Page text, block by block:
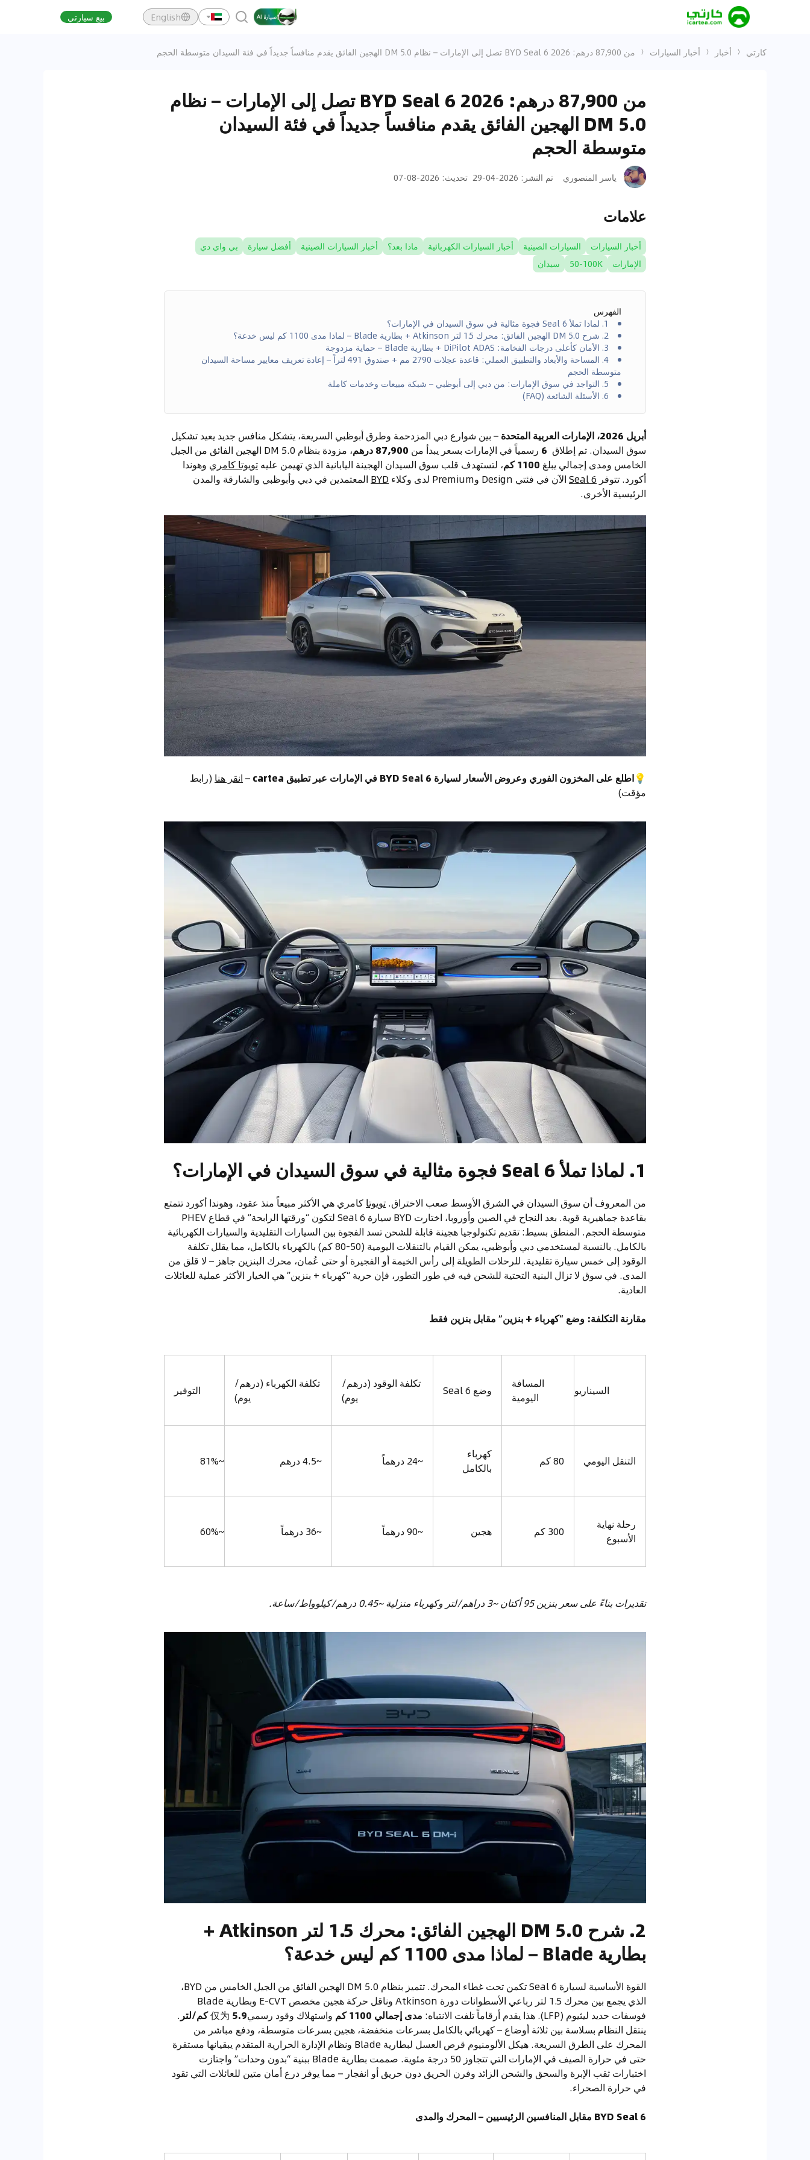
English بيع سيارتي
كارتي أخبار أخبار السيارات من 87,900 درهم: BYD Seal 6 2026 تصل إلى الإمارات – نظام DM 5.0 الهجين الفائق يقدم منافساً جديداً في فئة السيدان متوسطة الحجم
من 87,900 درهم: BYD Seal 6 2026 تصل إلى الإمارات – نظام
DM 5.0 الهجين الفائق يقدم منافساً جديداً في فئة السيدان
متوسطة الحجم
ياسر المنصوري تم النشر :
2026-04-29 تحديث:
2026-08-07
علامات
أخبار السيارات السيارات الصينية أخبار السيارات الكهربائية ماذا بعد؟ أخبار السيارات الصينية أفضل سيارة
بي واي دي
الإمارات
50-100K سيدان
الفهرس
1. لماذا تملأ Seal 6 فجوة مثالية في سوق السيدان في الإمارات؟
2. شرح DM 5.0 الهجين الفائق: محرك 1.5 لتر Atkinson + بطارية Blade – لماذا مدى 1100 كم ليس خدعة؟
3. الأمان كأعلى درجات الفخامة: DiPilot ADAS + بطارية Blade – حماية مزدوجة
4. المساحة والأبعاد والتطبيق العملي: قاعدة عجلات 2790 مم + صندوق 491 لتراً – إعادة تعريف معايير مساحة السيدان
متوسطة الحجم
5. التواجد في سوق الإمارات: من دبي إلى أبوظبي – شبكة مبيعات وخدمات كاملة
6. الأسئلة الشائعة (FAQ)
أبريل 2026، الإمارات العربية المتحدة
– بين شوارع دبي المزدحمة وطرق أبوظبي السريعة، يتشكل منافس جديد يعيد تشكيل
سوق السيدان. تم إطلاق
رسمياً في الإمارات بسعر يبدأ من 87,900 درهم
، مزودة بنظام DM 5.0 الهجين الفائق من الجيل
الخامس ومدى إجمالي يبلغ 1100 كم ، لتستهدف قلب سوق السيدان الهجينة اليابانية الذي تهيمن عليه تويوتا كامري وهوندا
أكورد. تتوفر Seal 6 الآن في فئتي Design وPremium لدى وكلاء BYD المعتمدين في دبي وأبوظبي والشارقة والمدن
الرئيسية الأخرى.
💡اطلع على المخزون الفوري وعروض الأسعار لسيارة BYD Seal 6 في الإمارات عبر تطبيق cartea – انقر هنا (رابط
مؤقت)
1. لماذا تملأ Seal 6 فجوة مثالية في سوق السيدان في الإمارات؟
من المعروف أن سوق السيدان في الشرق الأوسط صعب الاختراق. تويوتا كامري هي الأكثر مبيعاً منذ عقود، وهوندا أكورد تتمتع
بقاعدة جماهيرية قوية. بعد النجاح في الصين وأوروبا، اختارت BYD سيارة Seal 6 لتكون “ورقتها الرابحة” في قطاع PHEV
متوسطة الحجم. المنطق بسيط: تقديم تكنولوجيا هجينة قابلة للشحن تسد الفجوة بين السيارات التقليدية والسيارات الكهربائية
بالكامل. بالنسبة لمستخدمي دبي وأبوظبي، يمكن القيام بالتنقلات اليومية (50-80 كم) بالكهرباء بالكامل، مما يقلل تكلفة
الوقود إلى خمس سيارة تقليدية. للرحلات الطويلة إلى رأس الخيمة أو الفجيرة أو حتى عُمان، محرك البنزين جاهز – لا قلق من
المدى. في سوق لا تزال البنية التحتية للشحن فيه في طور التطور، فإن حرية “كهرباء + بنزين” هي الخيار الأكثر عملية للعائلات
العادية.
مقارنة التكلفة: وضع “كهرباء + بنزين” مقابل بنزين فقط
السيناريو
المسافة
اليومية
وضع Seal 6
تكلفة الوقود (درهم/
يوم)
تكلفة الكهرباء (درهم/
يوم)
التوفير
التنقل اليومي 80 كم
كهرباء
بالكامل
~24 درهماً ~4.5 درهم ~81%
رحلة نهاية
الأسبوع
300 كم هجين ~90 درهماً ~36 درهماً ~60%
تقديرات بناءً على سعر بنزين 95 أكتان ~3 دراهم/لتر وكهرباء منزلية ~0.45 درهم/كيلوواط/ساعة.
2. شرح DM 5.0 الهجين الفائق: محرك 1.5 لتر Atkinson +
بطارية Blade – لماذا مدى 1100 كم ليس خدعة؟
القوة الأساسية لسيارة Seal 6 تكمن تحت غطاء المحرك. تتميز بنظام DM 5.0 الهجين الفائق من الجيل الخامس من BYD،
الذي يجمع بين محرك 1.5 لتر رباعي الأسطوانات دورة Atkinson وناقل حركة هجين مخصص E-CVT وبطارية Blade
فوسفات حديد ليثيوم (LFP). هذا يقدم أرقاماً تلفت الانتباه:
مدى إجمالي 1100 كم واستهلاك وقود رسمي仅为5.9 كم/لتر
.
ينتقل النظام بسلاسة بين ثلاثة أوضاع – كهربائي بالكامل بسرعات منخفضة، هجين بسرعات متوسطة، ودفع مباشر من
المحرك على الطرق السريعة. هيكل الألومنيوم قرص العسل لبطارية Blade ونظام الإدارة الحرارية المتقدم يبقيانها مستقرة
حتى في حرارة الصيف في الإمارات التي تتجاوز 50 درجة مئوية. صممت بطارية Blade ببنية “بدون وحدات” واجتازت
اختبارات ثقب الإبرة والسحق والشحن الزائد وفرن الحريق دون حريق أو انفجار – مما يوفر درع أمان متين للعائلات التي تقود
في حرارة الصحراء.
BYD Seal 6 مقابل المنافسين الرئيسيين – المحرك والمدى